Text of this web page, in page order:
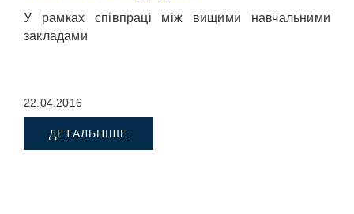
У рамках співпраці між вищими навчальними
закладами
22.04.2016
ДЕТАЛЬНІШЕ